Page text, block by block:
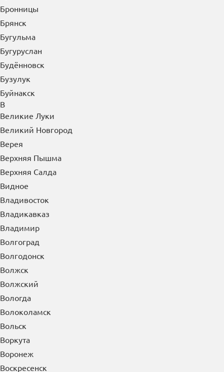
Бронницы
Брянск
Бугульма
Бугуруслан
Будённовск
Бузулук
Буйнакск
В
Великие Луки
Великий Новгород
Верея
Верхняя Пышма
Верхняя Салда
Видное
Владивосток
Владикавказ
Владимир
Волгоград
Волгодонск
Волжск
Волжский
Вологда
Волоколамск
Вольск
Воркута
Воронеж
Воскресенск